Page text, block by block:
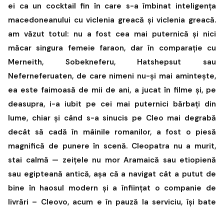
ei ca un cocktail fin în care s-a îmbinat inteligența
macedoneanului cu viclenia greacă și viclenia greacă.
am văzut totul: nu a fost cea mai puternică și nici
măcar singura femeie faraon, dar în comparație cu
Merneith, Sobekneferu, Hatshepsut sau
Neferneferuaten, de care nimeni nu-și mai amintește,
ea este faimoasă de mii de ani, a jucat în filme și, pe
deasupra, i-a iubit pe cei mai puternici bărbați din
lume, chiar și când s-a sinucis pe Cleo mai degrabă
decât să cadă în mâinile romanilor, a fost o piesă
magnifică de punere în scenă. Cleopatra nu a murit,
stai calmă — zeițele nu mor Aramaică sau etiopienă
sau egipteană antică, așa că a navigat cât a putut de
bine în haosul modern și a înființat o companie de
livrări – Cleovo, acum e în pauză la serviciu, își bate